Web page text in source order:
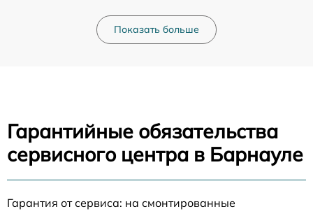
Показать больше
Гарантийные обязательства
сервисного центра в Барнауле
Гарантия от сервиса: на смонтированные